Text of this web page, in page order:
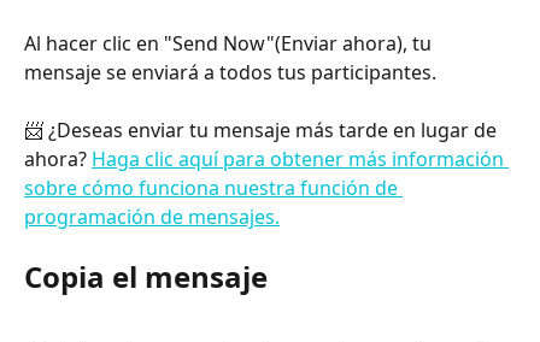
Al hacer clic en "Send Now"(Enviar ahora), tu
mensaje se enviará a todos tus participantes.​
📨 ¿Deseas enviar tu mensaje más tarde en lugar de
ahora? Haga clic aquí para obtener más información
sobre cómo funciona nuestra función de
programación de mensajes.
Copia el mensaje